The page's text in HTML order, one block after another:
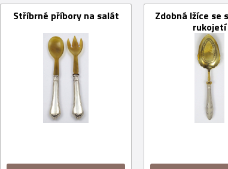
Stříbrné příbory na salát Zdobná lžíce se
rukojetí